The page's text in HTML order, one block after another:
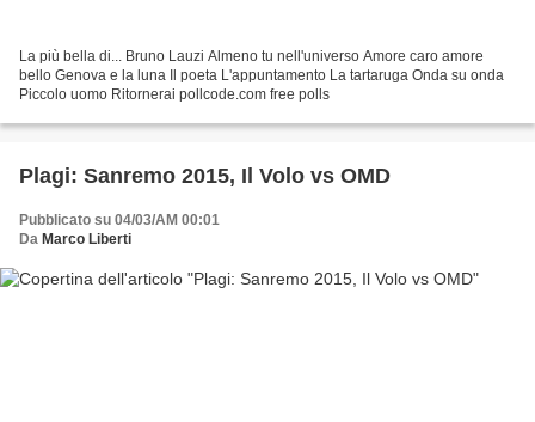
La più bella di... Bruno Lauzi Almeno tu nell'universo Amore caro amore
bello Genova e la luna Il poeta L'appuntamento La tartaruga Onda su onda
Piccolo uomo Ritornerai pollcode.com free polls
Plagi: Sanremo 2015, Il Volo vs OMD
Pubblicato su 04/03/AM 00:01
Da Marco Liberti